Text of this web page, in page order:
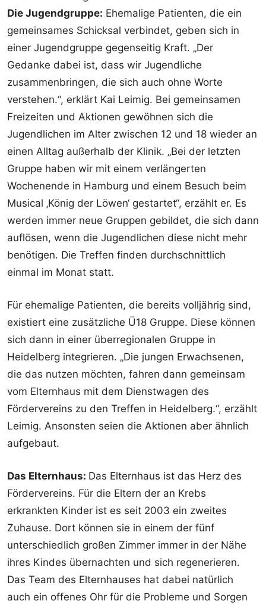
Die Jugendgruppe: Ehemalige Patienten, die ein
gemeinsames Schicksal verbindet, geben sich in
einer Jugendgruppe gegenseitig Kraft. „Der
Gedanke dabei ist, dass wir Jugendliche
zusammenbringen, die sich auch ohne Worte
verstehen.“, erklärt Kai Leimig. Bei gemeinsamen
Freizeiten und Aktionen gewöhnen sich die
Jugendlichen im Alter zwischen 12 und 18 wieder an
einen Alltag außerhalb der Klinik. „Bei der letzten
Gruppe haben wir mit einem verlängerten
Wochenende in Hamburg und einem Besuch beim
Musical ‚König der Löwen‘ gestartet“, erzählt er. Es
werden immer neue Gruppen gebildet, die sich dann
auflösen, wenn die Jugendlichen diese nicht mehr
benötigen. Die Treffen finden durchschnittlich
einmal im Monat statt.
Für ehemalige Patienten, die bereits volljährig sind,
existiert eine zusätzliche Ü18 Gruppe. Diese können
sich dann in einer überregionalen Gruppe in
Heidelberg integrieren. „Die jungen Erwachsenen,
die das nutzen möchten, fahren dann gemeinsam
vom Elternhaus mit dem Dienstwagen des
Fördervereins zu den Treffen in Heidelberg.“, erzählt
Leimig. Ansonsten seien die Aktionen aber ähnlich
aufgebaut.
Das Elternhaus: Das Elternhaus ist das Herz des
Fördervereins. Für die Eltern der an Krebs
erkrankten Kinder ist es seit 2003 ein zweites
Zuhause. Dort können sie in einem der fünf
unterschiedlich großen Zimmer immer in der Nähe
ihres Kindes übernachten und sich regenerieren.
Das Team des Elternhauses hat dabei natürlich
auch ein offenes Ohr für die Probleme und Sorgen